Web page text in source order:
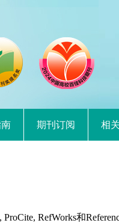
期刊订阅 相
RefWorks和